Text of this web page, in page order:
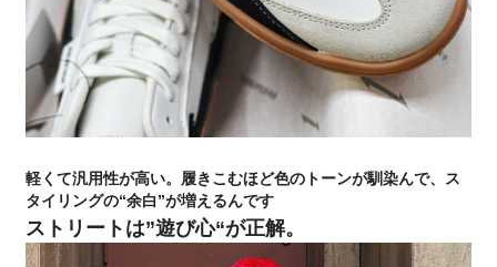
軽くて汎用性が高い。履きこむほど色のトーンが馴染んで、ス
タイリングの“余白”が増えるんです
ストリートは”遊び心“が正解。